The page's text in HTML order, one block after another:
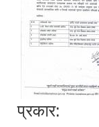
प्रकार: